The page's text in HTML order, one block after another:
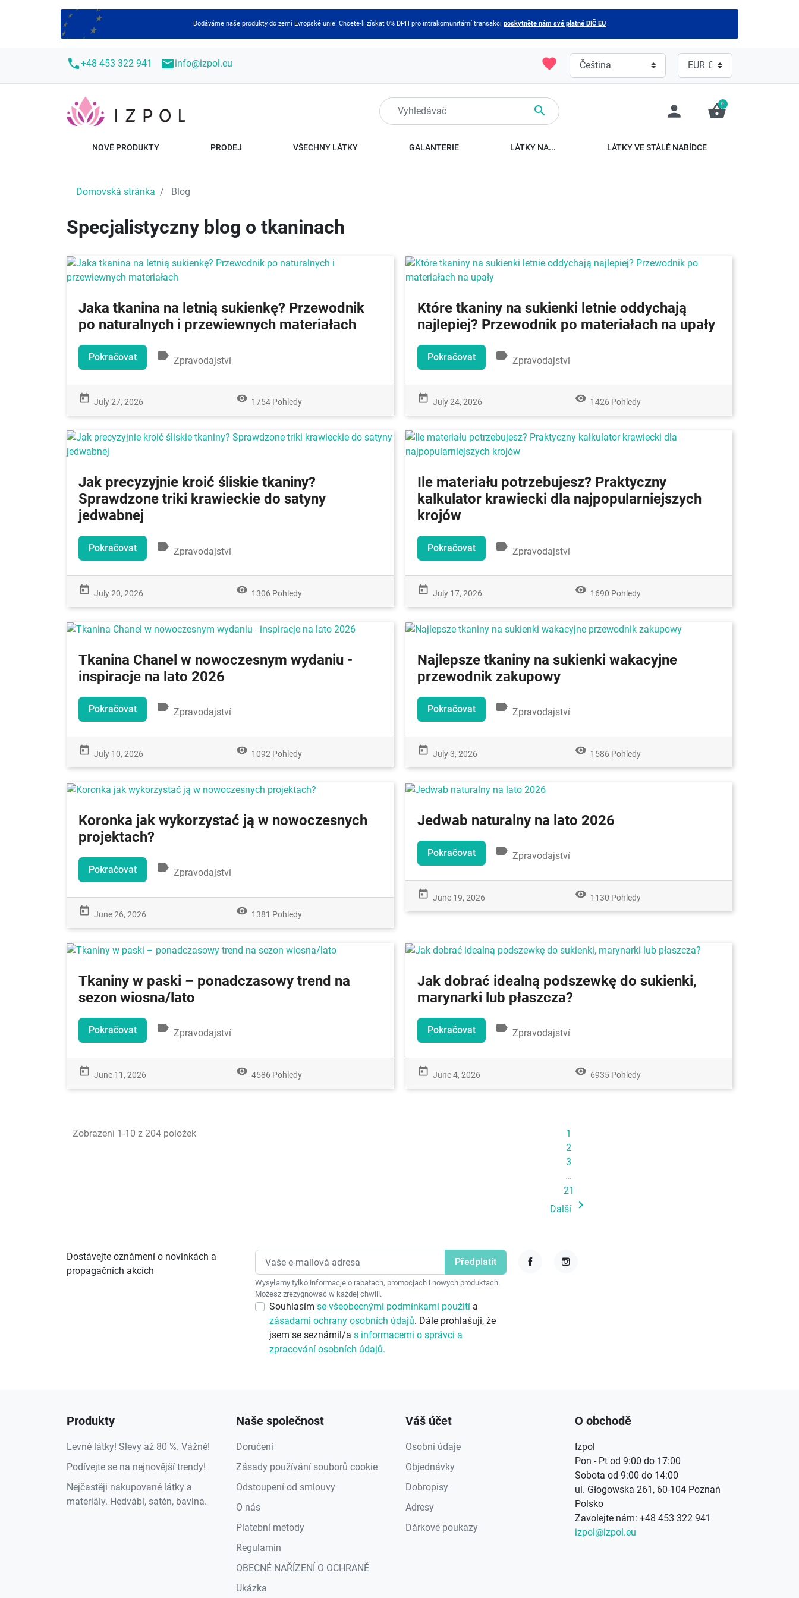
Dodáváme naše produkty do zemí Evropské unie. Chcete-li získat 0% DPH pro intrakomunitární transakci poskytněte nám své platné DIČ EU
call+48 453 322 941 mailinfo@izpol.eu favorite
 person shopping_basket
0
NOVÉ PRODUKTY PRODEJ VŠECHNY LÁTKY GALANTERIE LÁTKY NA... LÁTKY VE STÁLÉ NABÍDCE
Domovská stránka Blog
Specjalistyczny blog o tkaninach
Jaka tkanina na letnią sukienkę? Przewodnik
po naturalnych i przewiewnych materiałach
Pokračovat label Zpravodajství
today July 27, 2026 remove_red_eye 1754 Pohledy
Które tkaniny na sukienki letnie oddychają
najlepiej? Przewodnik po materiałach na upały
Pokračovat label Zpravodajství
today July 24, 2026 remove_red_eye 1426 Pohledy
Jak precyzyjnie kroić śliskie tkaniny?
Sprawdzone triki krawieckie do satyny
jedwabnej
Pokračovat label Zpravodajství
today July 20, 2026 remove_red_eye 1306 Pohledy
Ile materiału potrzebujesz? Praktyczny
kalkulator krawiecki dla najpopularniejszych
krojów
Pokračovat label Zpravodajství
today July 17, 2026 remove_red_eye 1690 Pohledy
Tkanina Chanel w nowoczesnym wydaniu -
inspiracje na lato 2026
Pokračovat label Zpravodajství
today July 10, 2026 remove_red_eye 1092 Pohledy
Najlepsze tkaniny na sukienki wakacyjne
przewodnik zakupowy
Pokračovat label Zpravodajství
today July 3, 2026 remove_red_eye 1586 Pohledy
Koronka jak wykorzystać ją w nowoczesnych
projektach?
Pokračovat label Zpravodajství
today June 26, 2026 remove_red_eye 1381 Pohledy
Jedwab naturalny na lato 2026
Pokračovat label Zpravodajství
today June 19, 2026 remove_red_eye 1130 Pohledy
Tkaniny w paski – ponadczasowy trend na
sezon wiosna/lato
Pokračovat label Zpravodajství
today June 11, 2026 remove_red_eye 4586 Pohledy
Jak dobrać idealną podszewkę do sukienki,
marynarki lub płaszcza?
Pokračovat label Zpravodajství
today June 4, 2026 remove_red_eye 6935 Pohledy
Zobrazení 1-10 z 204 položek
1
2
3
…
21
Další

Dostávejte oznámení o novinkách a
propagačních akcích
Wysyłamy tylko informacje o rabatach, promocjach i nowych produktach.
Możesz zrezygnować w każdej chwili.
Souhlasím se všeobecnými podmínkami použití a
zásadami ochrany osobních údajů. Dále prohlašuji, že
jsem se seznámil/a s informacemi o správci a
zpracování osobních údajů.
Produkty
Levné látky! Slevy až 80 %. Vážně!
Podívejte se na nejnovější trendy!
Nejčastěji nakupované látky a
materiály. Hedvábí, satén, bavlna.
Naše společnost
Doručení
Zásady používání souborů cookie
Odstoupení od smlouvy
O nás
Platební metody
Regulamin
OBECNÉ NAŘÍZENÍ O OCHRANĚ
Ukázka
Váš účet
Osobní údaje
Objednávky
Dobropisy
Adresy
Dárkové poukazy
O obchodě
Izpol
Pon - Pt od 9:00 do 17:00
Sobota od 9:00 do 14:00
ul. Głogowska 261, 60-104 Poznań
Polsko
Zavolejte nám: +48 453 322 941
izpol@izpol.eu